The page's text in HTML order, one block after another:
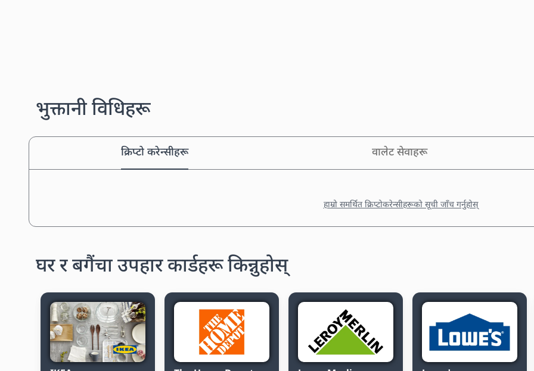
भुक्तानी विधिहरू
क्रिप्टो करेन्सीहरू वालेट सेवाहरू
हाम्रो समर्थित क्रिप्टोकरेन्सीहरूको सूची जाँच गर्नुहोस्
घर र बगैंचा उपहार कार्डहरू किन्नुहोस्